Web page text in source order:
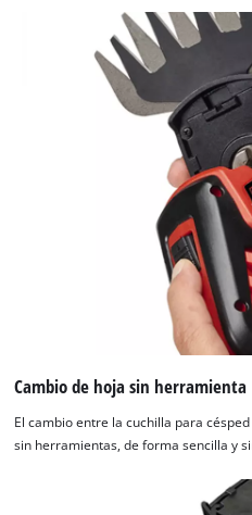
Cambio de hoja sin herramienta
El cambio entre la cuchilla para
sin herramientas, de forma sencilla y